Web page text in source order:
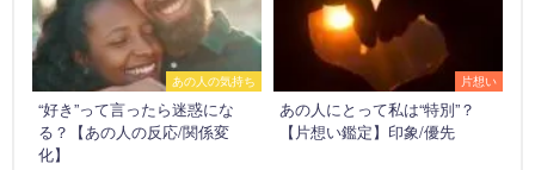
あの人の気持ち
“好き”って言ったら迷惑にな
る？【あの人の反応/関係変
化】
片想い
あの人にとって私は“特別”？
【片想い鑑定】印象/優先